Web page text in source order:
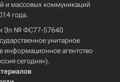
и массовых коммуникаций
года.
Эл № ФС77-57640
унитарное
информационное агентство
сегодня»).